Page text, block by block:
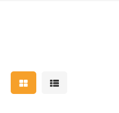
Mostrar resultados
Mostrar